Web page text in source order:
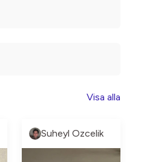
Visa alla
Suheyl Ozcelik